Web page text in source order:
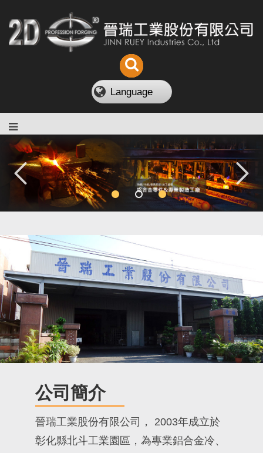
Language
1 3
公司簡介
晉瑞工業股份有限公司， 2003年成立於
彰化縣北斗工業園區，為專業鋁合金冷、